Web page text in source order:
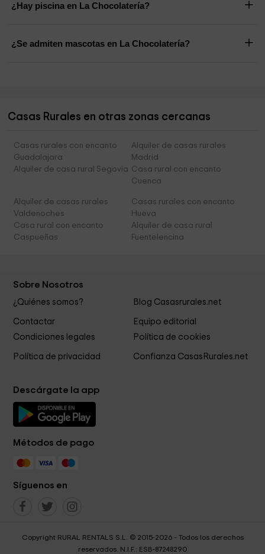
¿Hay piscina en La Chocolatería?
¿Se admiten mascotas en La Chocolatería?
Casas Rurales en otras zonas cercanas
Casas rurales con encanto
Guadalajara
Alquiler de casas rurales
Madrid
Alquiler de casa rural Segovia Casa rural con encanto
Cuenca
Alquiler de casas rurales
Valdenoches
Casas rurales con encanto
Hueva
Casa rural con encanto
Caspueñas
Alquiler de casa rural
Fuentelencina
Sobre Nosotros
¿Quiénes somos? Blog Casasrurales.net
Contactar
Equipo editorial
Condiciones legales
Política de cookies
Política de privacidad Confianza CasasRurales.net
Descárgate la app
Métodos de pago
Síguenos en
Copyright RURAL RENTALS S.L. © 2015-2026 - Todos los derechos
reservados. N.I.F.: ESB-87248290